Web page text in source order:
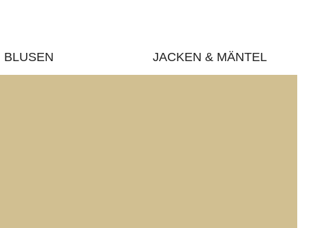
BLUSEN JACKEN & MÄNTEL